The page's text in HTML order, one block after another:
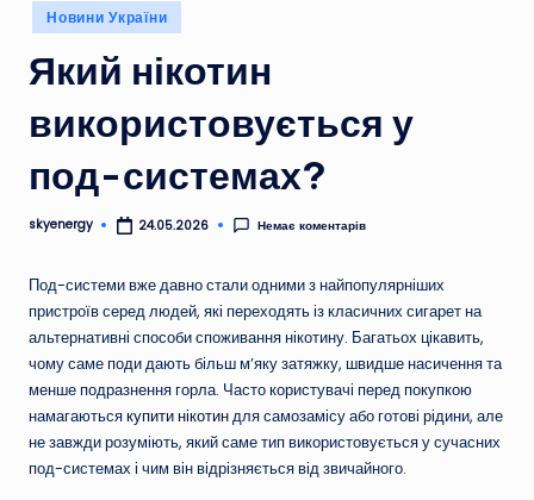
Опубліковано
у
Новини України
Який нікотин
використовується у
под-системах?
Опубліковано
skyenergy 24.05.2026 Немає коментарів
Под-системи вже давно стали одними з найпопулярніших
пристроїв серед людей, які переходять із класичних сигарет на
альтернативні способи споживання нікотину. Багатьох цікавить,
чому саме поди дають більш м’яку затяжку, швидше насичення та
менше подразнення горла. Часто користувачі перед покупкою
намагаютьсякупити нікотиндля самозамісу або готові рідини, але
не завжди розуміють, який саме тип використовується у сучасних
под-системах і чим він відрізняється від звичайного.